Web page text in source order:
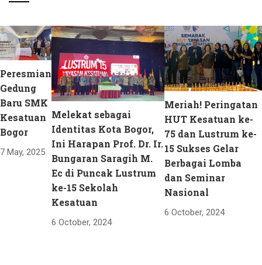
Peresmian
Gedung
Baru SMK
Kesatuan
Bogor
7 May, 2025
Melekat sebagai
Identitas Kota Bogor,
Ini Harapan Prof. Dr. Ir.
Bungaran Saragih M.
Ec di Puncak Lustrum
ke-15 Sekolah
Kesatuan
6 October, 2024
Meriah! Peringatan
HUT Kesatuan ke-
75 dan Lustrum ke-
15 Sukses Gelar
Berbagai Lomba
dan Seminar
Nasional
6 October, 2024